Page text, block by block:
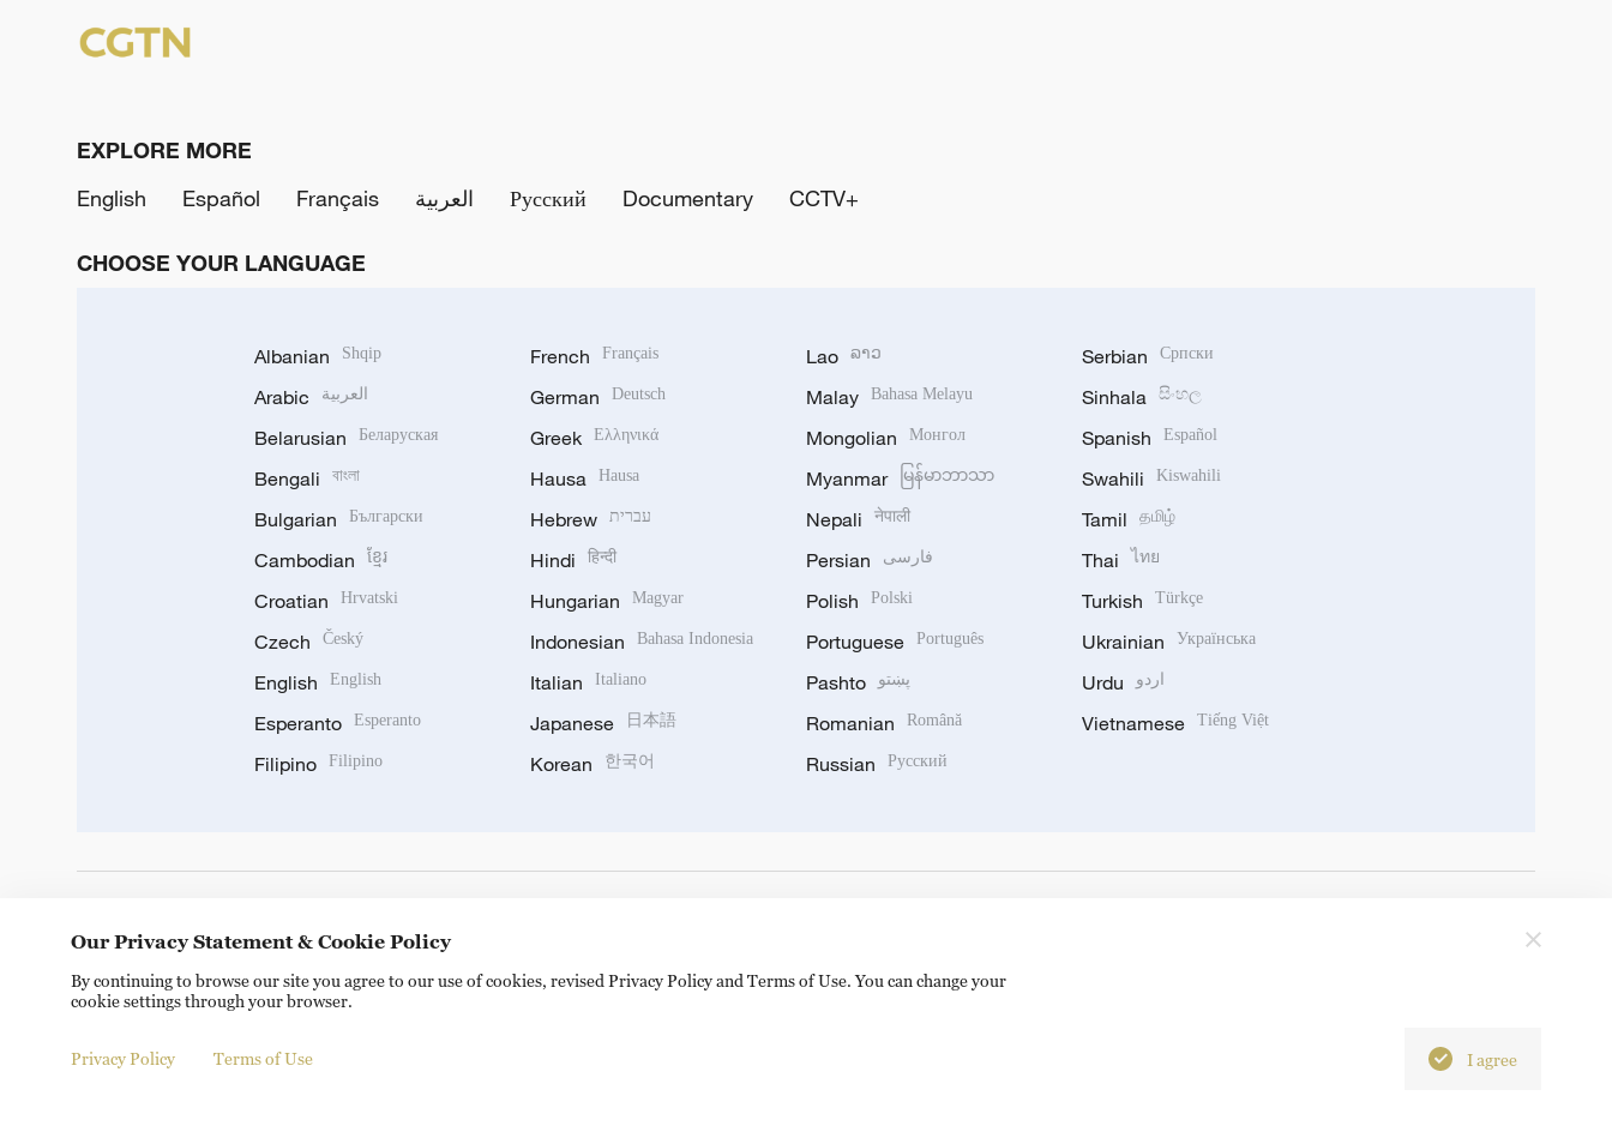
EXPLORE MORE
English
Español Français العربية Русский Documentary CCTV+
CHOOSE YOUR LANGUAGE
Albanian Shqip
Arabic العربية
Belarusian Беларуская
Bengali বাংলা
Bulgarian Български
Cambodian ខ្មែរ
Croatian Hrvatski
Czech Český
English English
Esperanto Esperanto
Filipino Filipino
French Français
German Deutsch
Greek Ελληνικά
Hausa Hausa
Hebrew עברית
Hindi हिन्दी
Hungarian Magyar
Indonesian Bahasa Indonesia
Italian Italiano
Japanese 日本語
Korean 한국어
Lao ລາວ
Malay Bahasa Melayu
Mongolian Монгол
Myanmar မြန်မာဘာသာ
Nepali नेपाली
Persian فارسی
Polish Polski
Portuguese Português
Pashto پښتو
Romanian Română
Russian Русский
Serbian Српски
Sinhala සිංහල
Spanish Español
Swahili Kiswahili
Tamil தமிழ்
Thai ไทย
Turkish Türkçe
Ukrainian Українська
Urdu اردو
Vietnamese Tiếng Việt
© China Radio International.CRI. All Rights Reserved. 16A Shijingshan Road, Beijing, China. 100040
Our Privacy Statement & Cookie Policy
By continuing to browse our site you agree to our use of cookies, revised Privacy Policy and Terms of Use. You can change your
cookie settings through your browser.
Privacy Policy Terms of Use I agree